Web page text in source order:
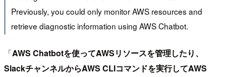
Previously, you could only monitor AWS resources and
retrieve diagnostic information using AWS Chatbot.
「AWS Chatbotを使ってAWSリソースを管理したり、
SlackチャンネルからAWS CLIコマンドを実行してAWS